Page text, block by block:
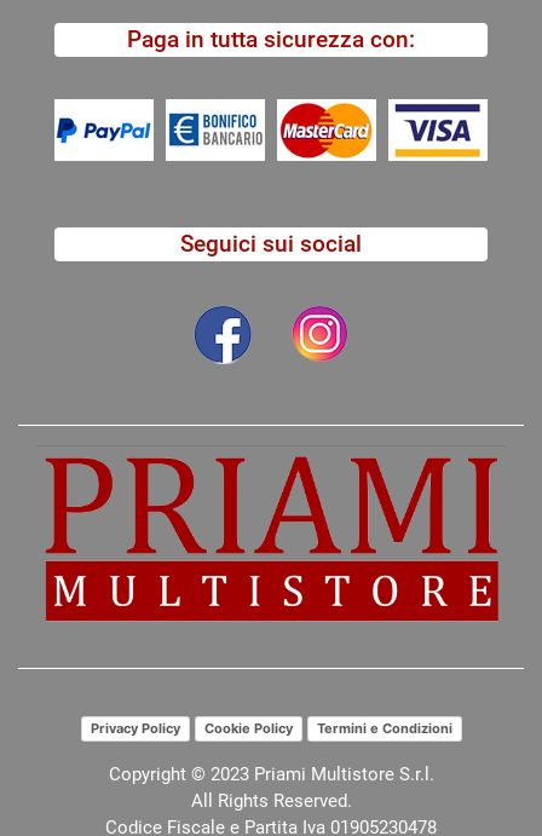
Paga in tutta sicurezza con:
Seguici sui social
Privacy Policy Cookie Policy Termini e Condizioni
Copyright © 2023 Priami Multistore S.r.l.
All Rights Reserved.
Codice Fiscale e Partita Iva 01905230478